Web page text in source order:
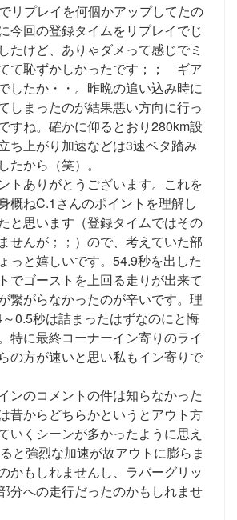
リプレイを何個かアップしてたの
今回の登録タイムをリプレイでじ
たけど、ありゃダメって感じでミ
て恥ずかしかったです；； ギア
したか・・。昨晩の追い込み時に
しまったのが結果悪い方向に行っ
すね。確かに仰るとおり280km設
ち上がり加速などは3速ベタ踏み
たから（笑）。
トありがとうございます。これを
概ねC.1さんのポイントを理解し
と思います（登録タイムではその
せんが；；）ので、考えていた部
っと嬉しいです。54.9秒を出した
でゴーストを上回る走りが出来て
繋がらなかったのが辛いです。理
0.5秒は詰まったはずなのにと悔
特に最終コーナーイン寄りのライ
の方が速いと思い私もイン寄りで
ンのコメントの件は知らなかった
昔からどちらかというとアウト方
いくシーンが多かったように思え
と強烈な加速が故アウトに膨らま
かもしれませんし、ラバーグリッ
分への走行だったのかもしれませ